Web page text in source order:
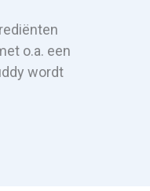
o.a. een
wordt